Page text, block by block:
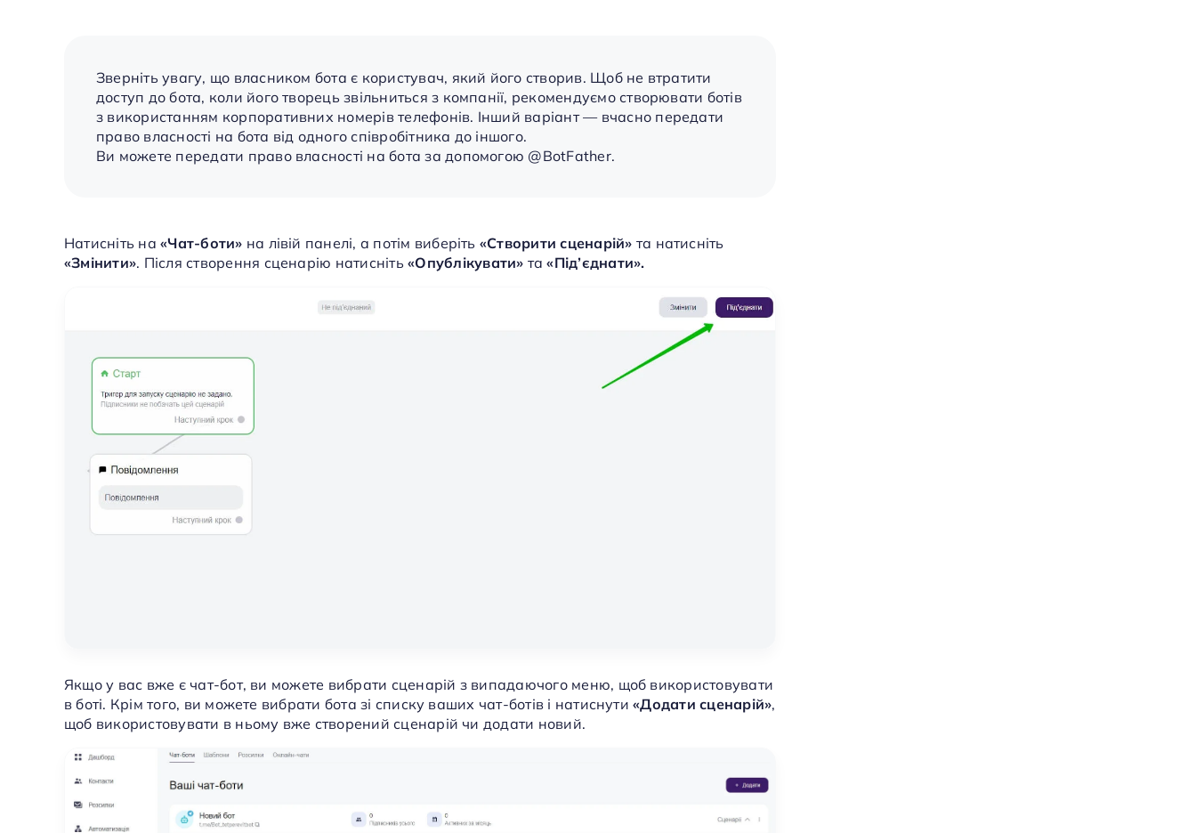
Зверніть увагу, що власником бота є користувач, який його створив. Щоб не втратити
доступ до бота, коли його творець звільниться з компанії, рекомендуємо створювати ботів
з використанням корпоративних номерів телефонів. Інший варіант — вчасно передати
право власності на бота від одного співробітника до іншого.
Ви можете передати право власності на бота за допомогою @BotFather.
Натисніть на«Чат-боти» на лівій панелі, а потім виберіть «Створити сценарій» та натисніть
«Змінити». Після створення сценарію натисніть «Опублікувати» та«Під’єднати».
Якщо у вас вже є чат-бот, ви можете вибрати сценарій з випадаючого меню, щоб використовувати
в боті. Крім того, ви можете вибрати бота зі списку ваших чат-ботів і натиснути«Додати сценарій»,
щоб використовувати в ньому вже створений сценарій чи додати новий.